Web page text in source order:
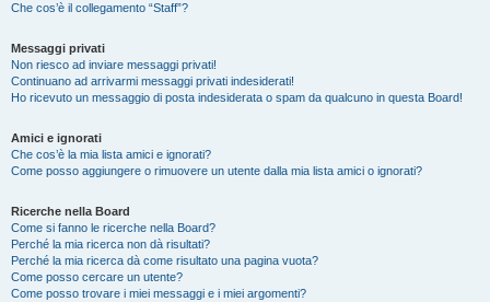
Che cos’è il collegamento “Staff”?
Messaggi privati
Non riesco ad inviare messaggi privati!
Continuano ad arrivarmi messaggi privati indesiderati!
Ho ricevuto un messaggio di posta indesiderata o spam da qualcuno in questa Board!
Amici e ignorati
Che cos’è la mia lista amici e ignorati?
Come posso aggiungere o rimuovere un utente dalla mia lista amici o ignorati?
Ricerche nella Board
Come si fanno le ricerche nella Board?
Perché la mia ricerca non dà risultati?
Perché la mia ricerca dà come risultato una pagina vuota?
Come posso cercare un utente?
Come posso trovare i miei messaggi e i miei argomenti?